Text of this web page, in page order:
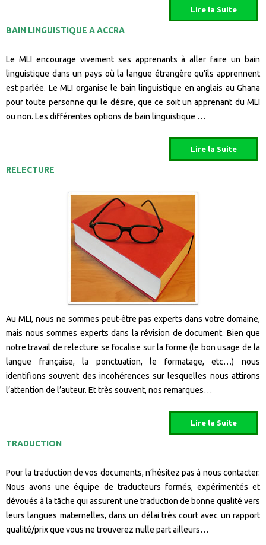
BAIN LINGUISTIQUE A ACCRA
Le MLI encourage vivement ses apprenants à aller faire un bain
linguistique dans un pays où la langue étrangère qu’ils apprennent
est parlée. Le MLI organise le bain linguistique en anglais au Ghana
pour toute personne qui le désire, que ce soit un apprenant du MLI
ou non. Les différentes options de bain linguistique …
RELECTURE
Au MLI, nous ne sommes peut-être pas experts dans votre domaine,
mais nous sommes experts dans la révision de document. Bien que
notre travail de relecture se focalise sur la forme (le bon usage de la
langue française, la ponctuation, le formatage, etc…) nous
identifions souvent des incohérences sur lesquelles nous attirons
l’attention de l’auteur. Et très souvent, nos remarques…
TRADUCTION
Pour la traduction de vos documents, n’hésitez pas à nous contacter.
Nous avons une équipe de traducteurs formés, expérimentés et
dévoués à la tâche qui assurent une traduction de bonne qualité vers
leurs langues maternelles, dans un délai très court avec un rapport
qualité/prix que vous ne trouverez nulle part ailleurs…